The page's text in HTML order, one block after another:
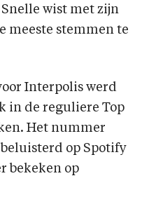
wist met zijn
meeste stemmen te
Interpolis werd
in de reguliere Top
Het nummer
op Spotify
bekeken op